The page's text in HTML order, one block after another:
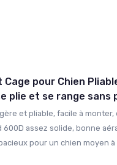
pour Chien
plie et se range sans
et pliable, facile à monter,
600D assez solide, bonne
pour un chien moyen à